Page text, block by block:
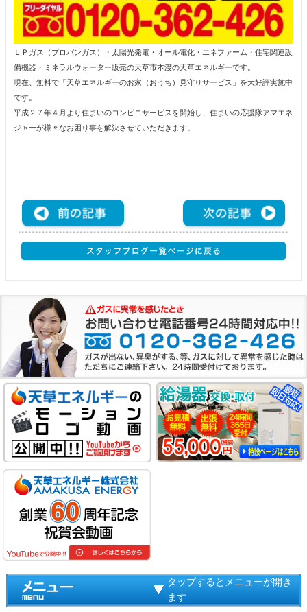
ＬＰガス（プロパンガス）・太陽光発電・オール電化・エネファーム・住宅関連設
備機器・ミネラルウォーター販売の天草市本渡の天草エネルギーです。
現在、無料で「天草エネルギーのお家（おうち）見守りサービス」を大好評実施中
です。
平成２７年４月より住まいのコンビニサービスを開始し、住まいの応援隊アマエネ
ジャーが様々なお困り事を解決させていただきます。
タップするとメニューが開き
ます